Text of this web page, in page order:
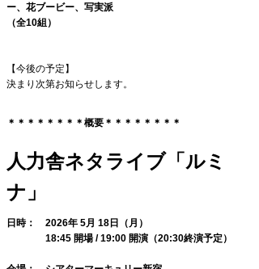
ー、 花ブービー、写実派
（全10組）
【今後の予定】
決まり次第お知らせします。
＊＊＊ ＊＊＊＊＊概要＊＊＊＊＊ ＊＊＊
人力舎ネタライブ「ルミ
ナ」
日時： 2026年 5月 18日（月）
18:45 開場 / 19:00 開演（20:30終演予定）